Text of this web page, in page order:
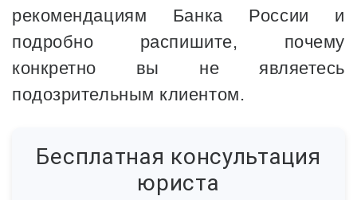
рекомендациям Банка России и
подробно распишите, почему
конкретно вы не являетесь
подозрительным клиентом.
Бесплатная консультация
юриста